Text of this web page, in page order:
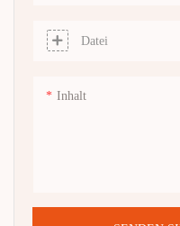
Datei
Inhalt